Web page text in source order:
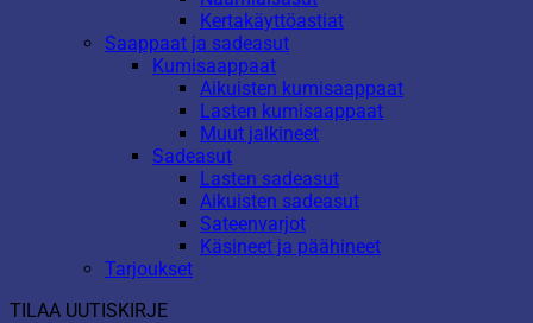
Kertakäyttöastiat
Saappaat ja sadeasut
Kumisaappaat
Aikuisten kumisaappaat
Lasten kumisaappaat
Muut jalkineet
Sadeasut
Lasten sadeasut
Aikuisten sadeasut
Sateenvarjot
Käsineet ja päähineet
Tarjoukset
TILAA UUTISKIRJE